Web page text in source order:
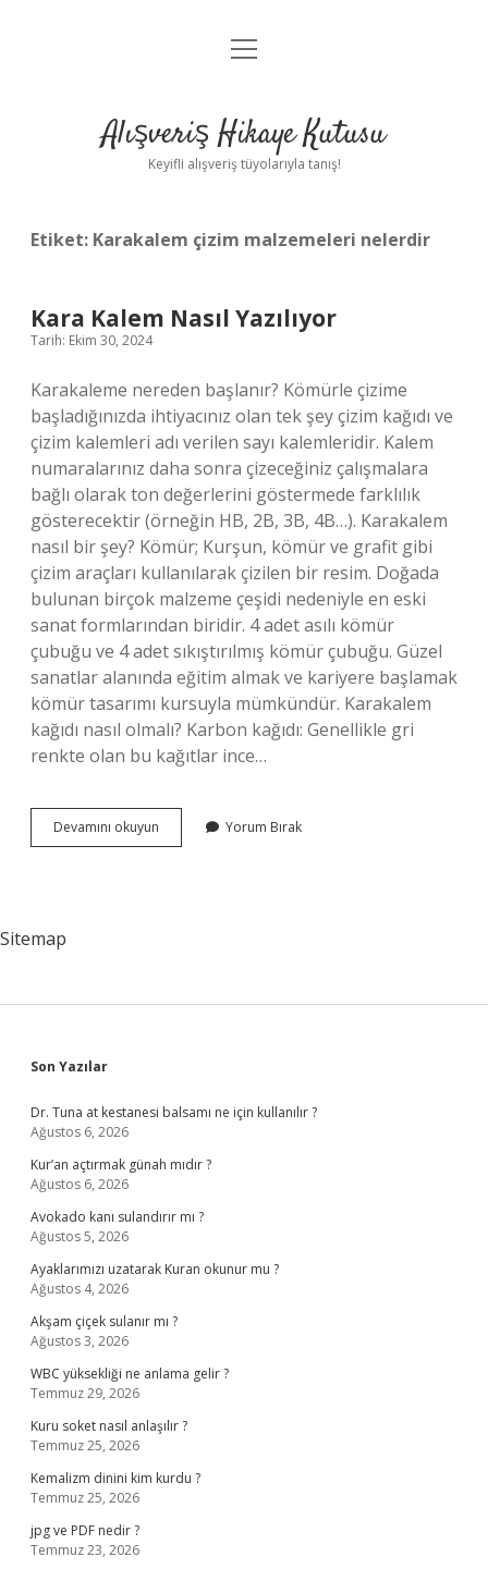
Anasayfa
Yasal Uyarı
menüyü
Alışveriş Hikaye Kutusu
Keyifli alışveriş tüyolarıyla tanış!
Etiket: Karakalem çizim malzemeleri nelerdir
Kara Kalem Nasıl Yazılıyor
Tarih: Ekim 30, 2024
Karakaleme nereden başlanır? Kömürle çizime
başladığınızda ihtiyacınız olan tek şey çizim kağıdı ve
çizim kalemleri adı verilen sayı kalemleridir. Kalem
numaralarınız daha sonra çizeceğiniz çalışmalara
bağlı olarak ton değerlerini göstermede farklılık
gösterecektir (örneğin HB, 2B, 3B, 4B…). Karakalem
nasıl bir şey? Kömür; Kurşun, kömür ve grafit gibi
çizim araçları kullanılarak çizilen bir resim. Doğada
bulunan birçok malzeme çeşidi nedeniyle en eski
sanat formlarından biridir. 4 adet asılı kömür
çubuğu ve 4 adet sıkıştırılmış kömür çubuğu. Güzel
sanatlar alanında eğitim almak ve kariyere başlamak
kömür tasarımı kursuyla mümkündür. Karakalem
kağıdı nasıl olmalı? Karbon kağıdı: Genellikle gri
renkte olan bu kağıtlar ince…
Devamını okuyun
Kalem
Yorum Bırak
Sitemap
Sidebar
Son Yazılar
Dr. Tuna at kestanesi balsamı ne için kullanılır ?
Ağustos 6, 2026
Kur’an açtırmak günah mıdır ?
Ağustos 6, 2026
Avokado kanı sulandırır mı ?
Ağustos 5, 2026
Ayaklarımızı uzatarak Kuran okunur mu ?
Ağustos 4, 2026
Akşam çiçek sulanır mı ?
Ağustos 3, 2026
WBC yüksekliği ne anlama gelir ?
Temmuz 29, 2026
Kuru soket nasıl anlaşılır ?
Temmuz 25, 2026
Kemalizm dinini kim kurdu ?
Temmuz 25, 2026
jpg ve PDF nedir ?
Temmuz 23, 2026